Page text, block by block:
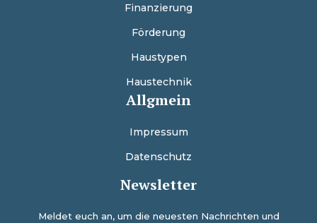
Finanzierung
Förderung
Haustypen
Haustechnik
Allgmein
Impressum
Datenschutz
Newsletter
Meldet euch an, um die neuesten Nachrichten und